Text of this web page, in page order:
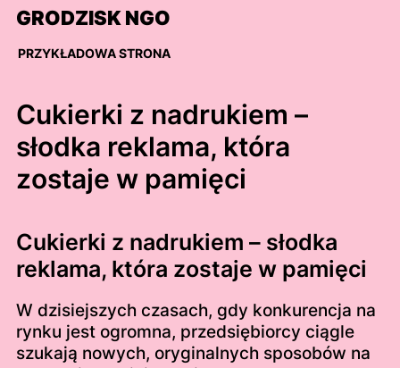
Skip
content
GRODZISK NGO
PRZYKŁADOWA STRONA
Cukierki z nadrukiem –
słodka reklama, która
zostaje w pamięci
Cukierki z nadrukiem – słodka
reklama, która zostaje w pamięci
W dzisiejszych czasach, gdy konkurencja na
rynku jest ogromna, przedsiębiorcy ciągle
szukają nowych, oryginalnych sposobów na